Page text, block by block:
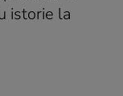
istorie la